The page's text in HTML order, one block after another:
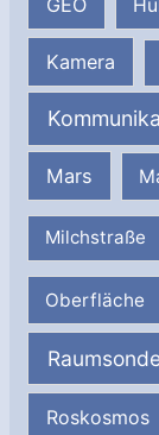
Kamera
Mars
Milchstraße
Oberfläche
Roskosmos